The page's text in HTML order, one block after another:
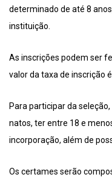
determinado de até 8
instituição.
As inscrições podem ser
valor da taxa de inscrição
Para participar da
natos, ter entre 18 e
incorporação, além de
Os certames serão